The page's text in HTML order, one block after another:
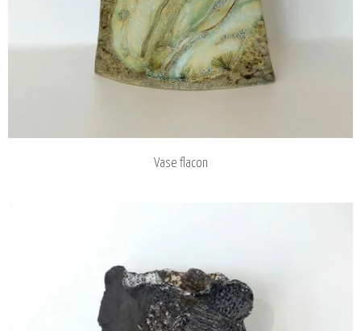
Vase flacon